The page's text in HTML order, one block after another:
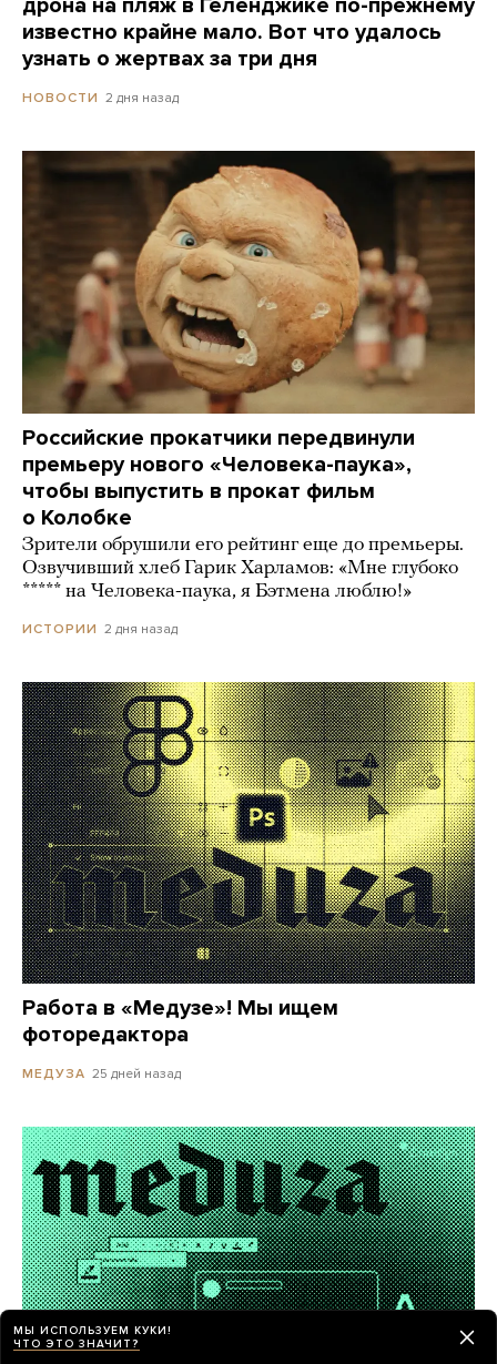
дрона на пляж в Геленджике по-прежнему
известно крайне мало. Вот что удалось
узнать о жертвах за три дня
НОВОСТИ 2 дня назад
Российские прокатчики передвинули
премьеру нового «Человека-паука»,
чтобы выпустить в прокат фильм
о Колобке
Зрители обрушили его рейтинг еще до премьеры.
Озвучивший хлеб Гарик Харламов: «Мне глубоко
***** на Человека-паука, я Бэтмена люблю!»
ИСТОРИИ 2 дня назад
Работа в «Медузе»! Мы ищем
фоторедактора
МЕДУЗА 25 дней назад
МЫ ИСПОЛЬЗУЕМ КУКИ!
ЧТО ЭТО ЗНАЧИТ?